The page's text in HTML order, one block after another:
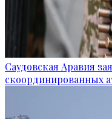
Саудовская Аравия
скоординированных